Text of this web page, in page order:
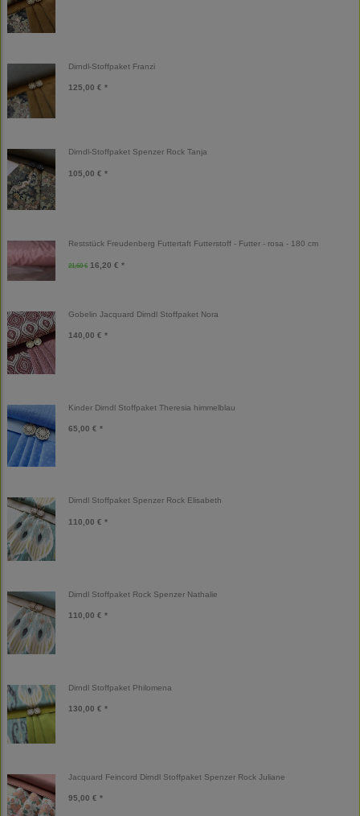
Dirndl-Stoffpaket Franzi
125,00 € *
Dirndl-Stoffpaket Spenzer Rock Tanja
105,00 € *
Reststück Freudenberg Futtertaft Futterstoff - Futter - rosa - 180 cm
21,60 € 16,20 € *
Gobelin Jacquard Dirndl Stoffpaket Nora
140,00 € *
Kinder Dirndl Stoffpaket Theresia himmelblau
65,00 € *
Dirndl Stoffpaket Spenzer Rock Elisabeth
110,00 € *
Dirndl Stoffpaket Rock Spenzer Nathalie
110,00 € *
Dirndl Stoffpaket Philomena
130,00 € *
Jacquard Feincord Dirndl Stoffpaket Spenzer Rock Juliane
95,00 € *